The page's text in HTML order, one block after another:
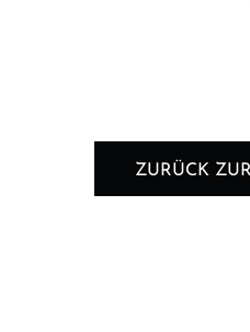
ZURÜCK